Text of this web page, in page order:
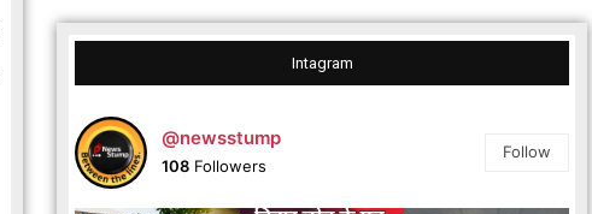
Intagram
@newsstump
108 Followers
Follow